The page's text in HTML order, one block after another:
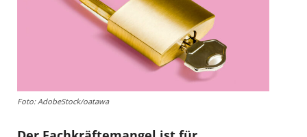
Foto: AdobeStock/oatawa